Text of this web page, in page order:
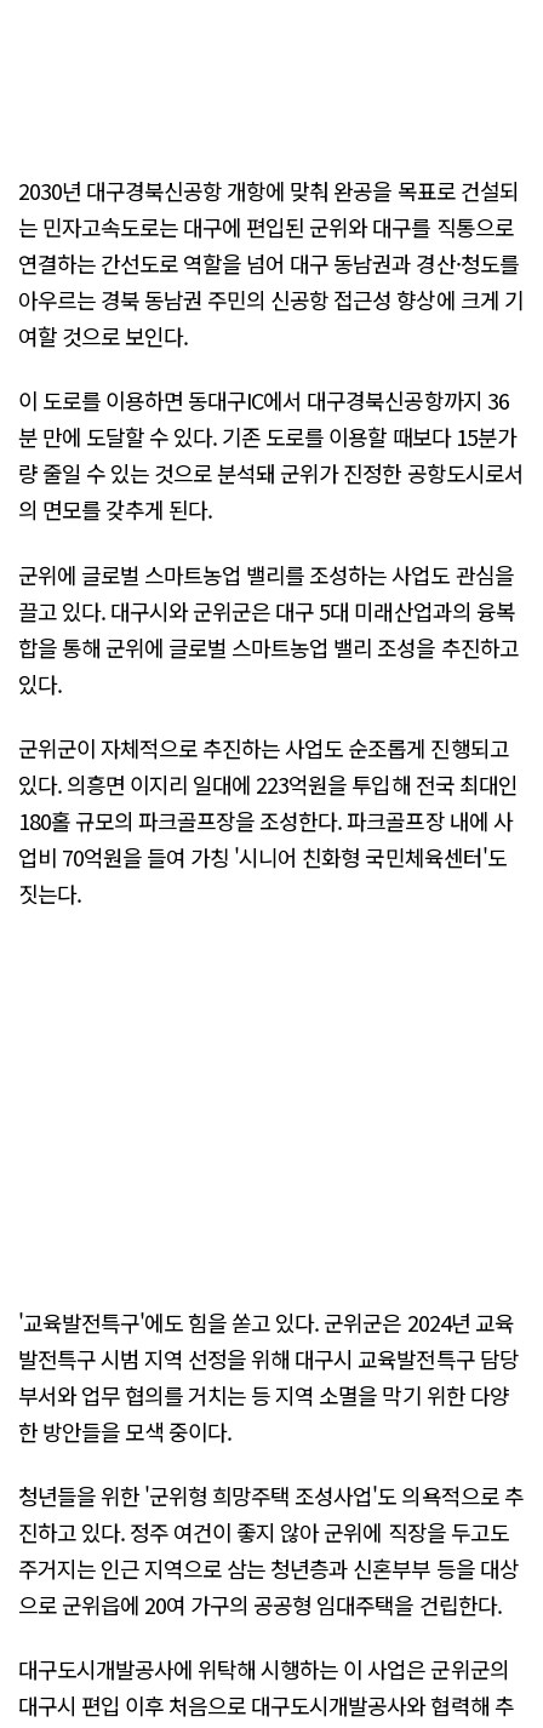
2030년 대구경북신공항 개항에 맞춰 완공을 목표로 건설되
는 민자고속도로는 대구에 편입된 군위와 대구를 직통으로
연결하는 간선도로 역할을 넘어 대구 동남권과 경산·청도를
아우르는 경북 동남권 주민의 신공항 접근성 향상에 크게 기
여할 것으로 보인다.
이 도로를 이용하면 동대구IC에서 대구경북신공항까지 36
분 만에 도달할 수 있다. 기존 도로를 이용할 때보다 15분가
량 줄일 수 있는 것으로 분석돼 군위가 진정한 공항도시로서
의 면모를 갖추게 된다.
군위에 글로벌 스마트농업 밸리를 조성하는 사업도 관심을
끌고 있다. 대구시와 군위군은 대구 5대 미래산업과의 융복
합을 통해 군위에 글로벌 스마트농업 밸리 조성을 추진하고
있다.
군위군이 자체적으로 추진하는 사업도 순조롭게 진행되고
있다. 의흥면 이지리 일대에 223억원을 투입해 전국 최대인
180홀 규모의 파크골프장을 조성한다. 파크골프장 내에 사
업비 70억원을 들여 가칭 '시니어 친화형 국민체육센터'도
짓는다.
'교육발전특구'에도 힘을 쏟고 있다. 군위군은 2024년 교육
발전특구 시범 지역 선정을 위해 대구시 교육발전특구 담당
부서와 업무 협의를 거치는 등 지역 소멸을 막기 위한 다양
한 방안들을 모색 중이다.
청년들을 위한 '군위형 희망주택 조성사업'도 의욕적으로 추
진하고 있다. 정주 여건이 좋지 않아 군위에 직장을 두고도
주거지는 인근 지역으로 삼는 청년층과 신혼부부 등을 대상
으로 군위읍에 20여 가구의 공공형 임대주택을 건립한다.
대구도시개발공사에 위탁해 시행하는 이 사업은 군위군의
대구시 편입 이후 처음으로 대구도시개발공사와 협력해 추